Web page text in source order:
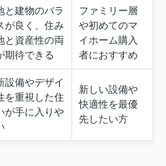
と建物のバラ
が良く、住み
と資産性の両
期待できる
ファミリー層
や初めてのマ
イホーム購入
者におすすめ
設備やデザイ
を重視した住
が手に入りや
新しい設備や
快適性を最優
先したい方